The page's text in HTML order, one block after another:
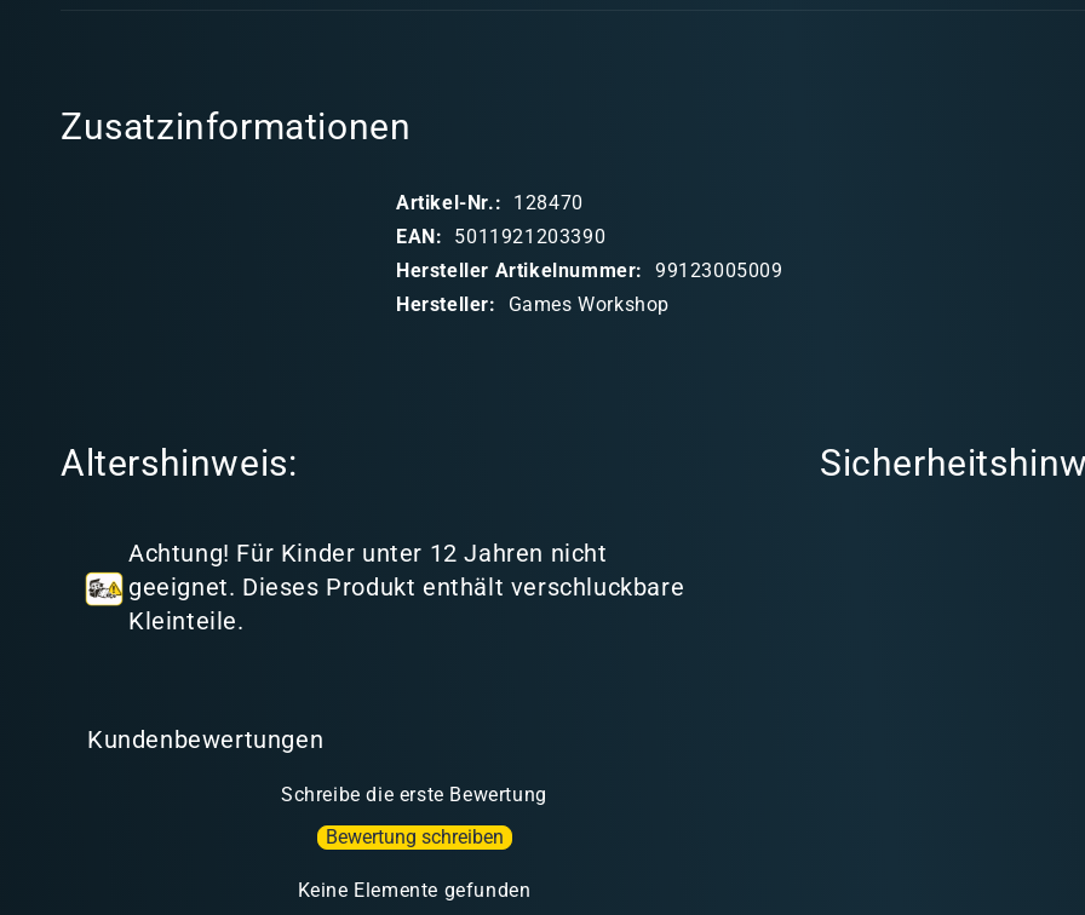
a
n
Zusatzinformationen
Artikel-Nr.:
128470
EAN:
5011921203390
Hersteller Artikelnummer:
99123005009
Hersteller:
Games Workshop
Altershinweis:
Achtung! Für Kinder unter 12 Jahren nicht
geeignet. Dieses Produkt enthält verschluckbare
Kleinteile.
Kundenbewertungen
Schreibe die erste Bewertung
Bewertung schreiben
Keine Elemente gefunden